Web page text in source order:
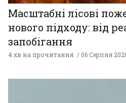
Масштабні лісові
нового підходу: від
запобігання
4 хв на прочитання 06 Серпня